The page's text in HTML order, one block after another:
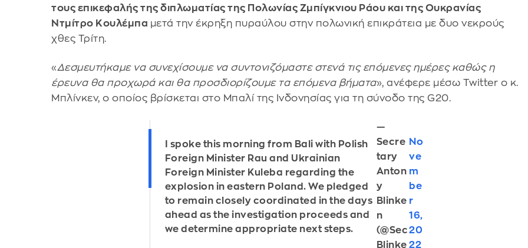
τους επικεφαλής της διπλωματίας της Πολωνίας Ζμπίγκνιου Ράου και της Ουκρανίας
Ντμίτρο Κουλέμπα μετά την έκρηξη πυραύλου στην πολωνική επικράτεια με δυο νεκρούς
χθες Τρίτη.
«Δεσμευτήκαμε να συνεχίσουμε να συντονιζόμαστε στενά τις επόμενες ημέρες καθώς η
έρευνα θα προχωρά και θα προσδιορίζουμε τα επόμενα βήματα», ανέφερε μέσω Twitter ο κ.
Μπλίνκεν, ο οποίος βρίσκεται στο Μπαλί της Ινδονησίας για τη σύνοδο της G20.
I spoke this morning from Bali with Polish
Foreign Minister Rau and Ukrainian
Foreign Minister Kuleba regarding the
explosion in eastern Poland. We pledged
to remain closely coordinated in the days
ahead as the investigation proceeds and
we determine appropriate next steps.
—
Secre
tary
Anton
y
Blinke
n
(@Sec
Blinke
No
ve
m
be
r
16,
20
22